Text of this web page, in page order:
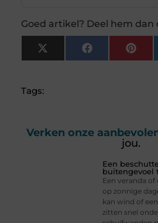
Goed artikel? Deel hem dan
X
(Twitter)
Facebook
Tags:
Verken onze
jou.
Een
buitengevoel
Een veranda
op zonnige
kan wind of
zitten snel